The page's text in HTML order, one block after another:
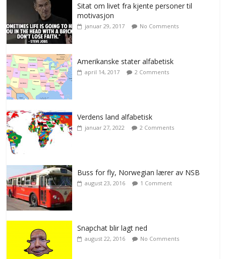
Sitat om livet fra kjente personer til
motivasjon
januar 29, 2017 No Comments
Amerikanske stater alfabetisk
april 14, 2017 2 Comments
Verdens land alfabetisk
januar 27, 2022 2 Comments
Buss for fly, Norwegian lærer av NSB
august 23, 2016 1 Comment
Snapchat blir lagt ned
august 22, 2016 No Comments